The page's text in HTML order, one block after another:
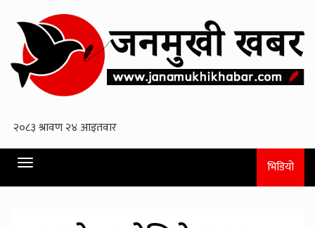
Toggle
navigation
भिडियो